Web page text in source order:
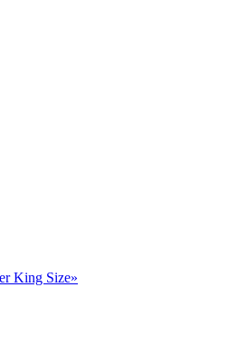
King Size»